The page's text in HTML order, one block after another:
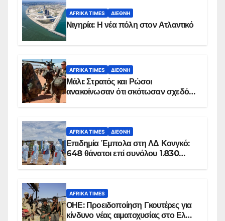
AFRIKA TIMES ΔΙΕΘΝΉ
Νιγηρία: Η νέα πόλη στον Ατλαντικό
AFRIKA TIMES ΔΙΕΘΝΉ
Μάλι: Στρατός και Ρώσοι
ανακοίνωσαν ότι σκότωσαν σχεδόν
AFRIKA TIMES ΔΙΕΘΝΉ
Επιδημία Έμπολα στη ΛΔ Κονγκό:
648 θάνατοι επί συνόλου 1.830
AFRIKA TIMES
ΟΗΕ: Προειδοποίηση Γκουτέρες για
κίνδυνο νέας αιματοχυσίας στο Ελ